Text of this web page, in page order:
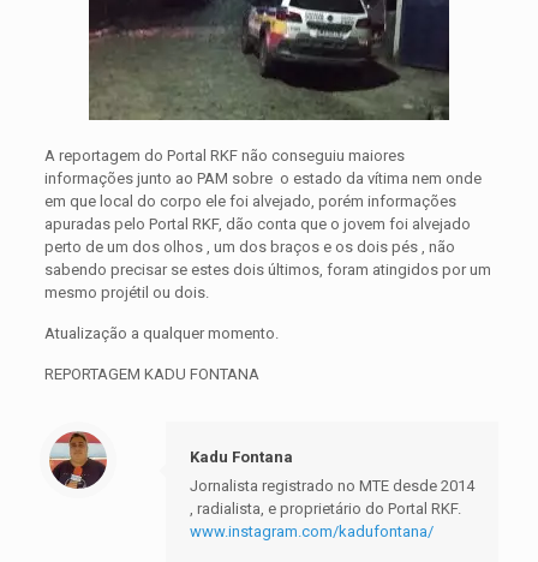
A reportagem do Portal RKF não conseguiu maiores
informações junto ao PAM sobre o estado da vítima nem onde
em que local do corpo ele foi alvejado, porém informações
apuradas pelo Portal RKF, dão conta que o jovem foi alvejado
perto de um dos olhos , um dos braços e os dois pés , não
sabendo precisar se estes dois últimos, foram atingidos por um
mesmo projétil ou dois.
Atualização a qualquer momento.
REPORTAGEM KADU FONTANA
Kadu Fontana
Jornalista registrado no MTE desde 2014
, radialista, e proprietário do Portal RKF.
www.instagram.com/kadufontana/